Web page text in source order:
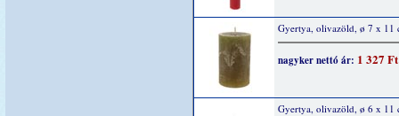
Gyertya, olivazöld, ø 7 x 11
nagyker nettó ár: 1 327 Ft
Gyertya, olivazöld, ø 6 x 11